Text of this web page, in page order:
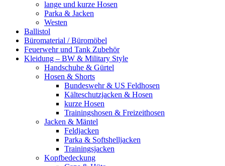
lange und kurze Hosen
Parka & Jacken
Westen
Ballistol
Büromaterial / Büromöbel
Feuerwehr und Tank Zubehör
Kleidung – BW & Military Style
Handschuhe & Gürtel
Hosen & Shorts
Bundeswehr & US Feldhosen
Kälteschutzjacken & Hosen
kurze Hosen
Trainingshosen & Freizeithosen
Jacken & Mäntel
Feldjacken
Parka & Softshelljacken
Trainingsjacken
Kopfbedeckung